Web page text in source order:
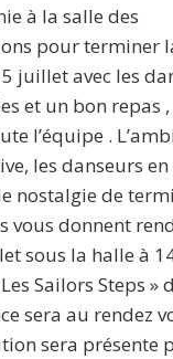
à la salle des
pour terminer
juillet avec les
et un bon repas
l’équipe .
les danseurs
nostalgie de
vous donnent
sous la halle à
Sailors Steps »
sera au rendez
sera présente